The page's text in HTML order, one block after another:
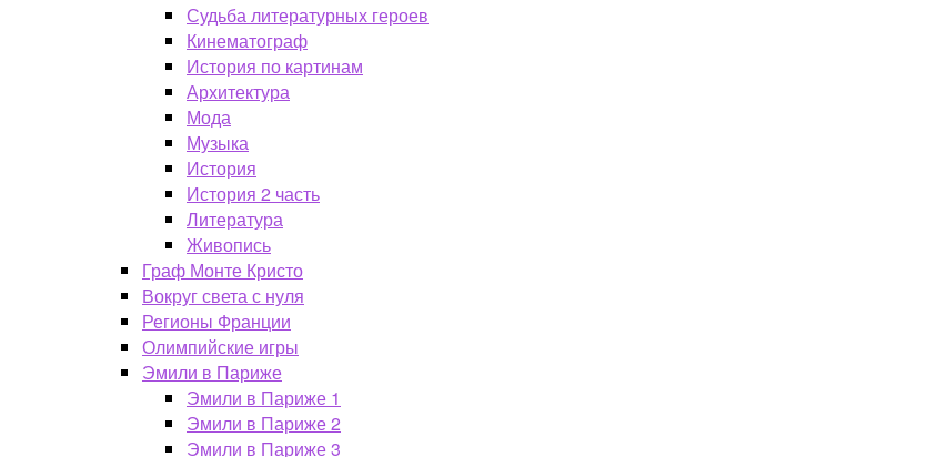
Судьба литературных героев
Кинематограф
История по картинам
Архитектура
Мода
Музыка
История
История 2 часть
Литература
Живопись
Граф Монте Кристо
Вокруг света с нуля
Регионы Франции
Олимпийские игры
Эмили в Париже
Эмили в Париже 1
Эмили в Париже 2
Эмили в Париже 3